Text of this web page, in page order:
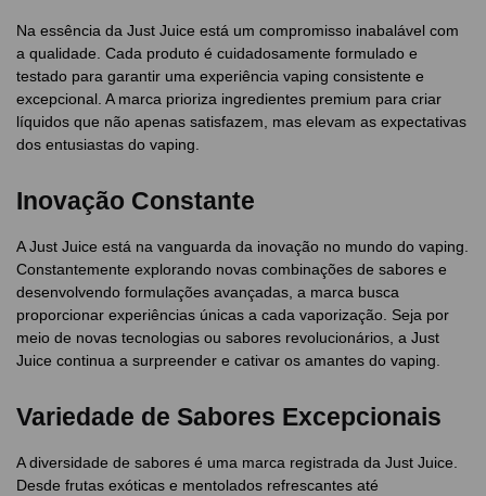
Na essência da Just Juice está um compromisso inabalável com
a qualidade. Cada produto é cuidadosamente formulado e
testado para garantir uma experiência vaping consistente e
excepcional. A marca prioriza ingredientes premium para criar
líquidos que não apenas satisfazem, mas elevam as expectativas
dos entusiastas do vaping.
Inovação Constante
A Just Juice está na vanguarda da inovação no mundo do vaping.
Constantemente explorando novas combinações de sabores e
desenvolvendo formulações avançadas, a marca busca
proporcionar experiências únicas a cada vaporização. Seja por
meio de novas tecnologias ou sabores revolucionários, a Just
Juice continua a surpreender e cativar os amantes do vaping.
Variedade de Sabores Excepcionais
A diversidade de sabores é uma marca registrada da Just Juice.
Desde frutas exóticas e mentolados refrescantes até